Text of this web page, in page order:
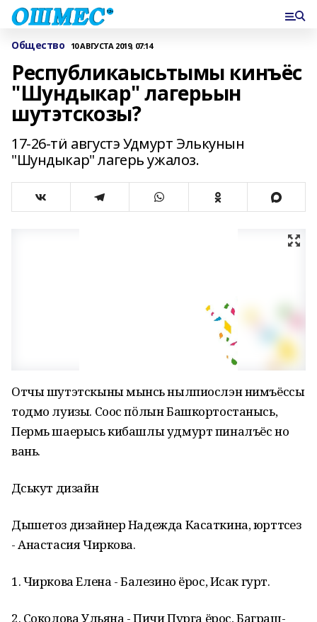
Общество 10 АВГУСТА 2019, 07:14
Республикаысьтымы кинъёс
"Шундыкар" лагерьын
шутэтскозы?
17-26-тӥ августэ Удмурт Элькунын
"Шундыкар" лагерь ужалоз.
Отчы шутэтскыны мынӥсь нылпиослэн нимъёссы
тодмо луизы. Соос пӧлын Башкортостанысь,
Пермь шаерысь кибашлы удмурт пиналъёс но
вань.
Дӥськут дизайн
Дышетоз дизайнер Надежда Касаткина, юрттӥсез
- Анастасия Чиркова.
1. Чиркова Елена - Балезино ёрос, Исак гурт.
2. Соколова Ульяна - Пичи Пурга ёрос, Баграш-